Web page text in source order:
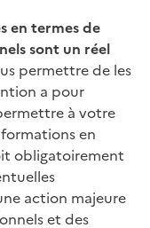
en termes de
sont un réel
permettre de les
a pour
à votre
en
obligatoirement
action majeure
et des